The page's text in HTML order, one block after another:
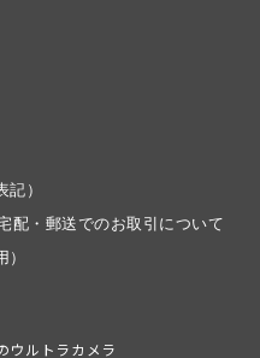
）
配・郵送でのお取引について
ウルトラカメラ